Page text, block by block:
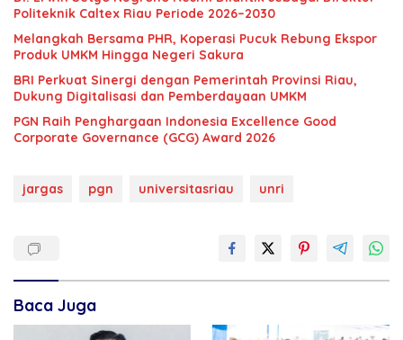
Politeknik Caltex Riau Periode 2026–2030
Melangkah Bersama PHR, Koperasi Pucuk Rebung Ekspor
Produk UMKM Hingga Negeri Sakura
BRI Perkuat Sinergi dengan Pemerintah Provinsi Riau,
Dukung Digitalisasi dan Pemberdayaan UMKM
‎PGN Raih Penghargaan Indonesia‎ Excellence Good
Corporate Governance (GCG) Award 2026
jargas pgn universitasriau unri
Baca Juga